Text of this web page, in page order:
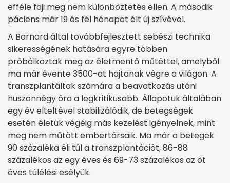
efféle faji meg nem különböztetés ellen. A második
páciens már 19 és fél hónapot élt új szívével.
A Barnard által továbbfejlesztett sebészi technika
sikerességének hatására egyre többen
próbálkoztak meg az életmentő műtéttel, amelyből
ma már évente 3500-at hajtanak végre a világon. A
transzplantáltak számára a beavatkozás utáni
huszonnégy óra a legkritikusabb. Állapotuk általában
egy év elteltével stabilizálódik, de betegségek
esetén életük végéig más kezelést igényelnek, mint
meg nem műtött embertársaik. Ma már a betegek
90 százaléka éli túl a transzplantációt, 86-88
százalékos az egy éves és 69-73 százalékos az öt
éves túlélési esélyük.